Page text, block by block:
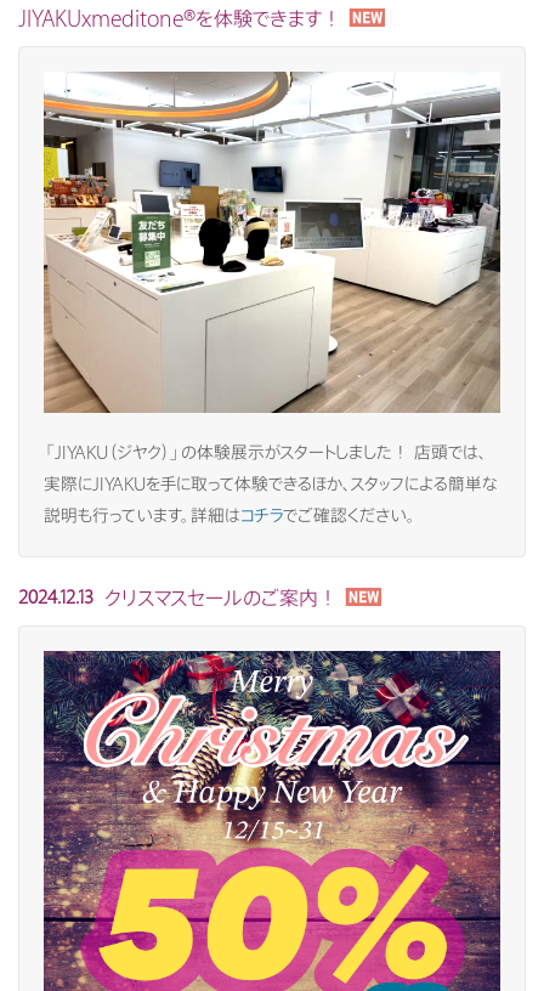
JIYAKUxmeditone®を体験できます！
「JIYAKU（ジヤク）」の体験展示がスタートしました！ 店頭では、
実際にJIYAKUを手に取って体験できるほか、スタッフによる簡単な
説明も行っています。詳細はコチラでご確認ください。
2024.12.13 クリスマスセールのご案内！